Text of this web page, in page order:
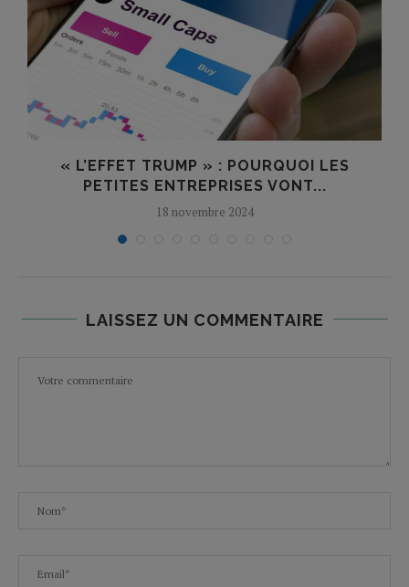
« L’EFFET TRUMP » : POURQUOI LES
PETITES ENTREPRISES VONT...
18 novembre 2024
LAISSEZ UN COMMENTAIRE